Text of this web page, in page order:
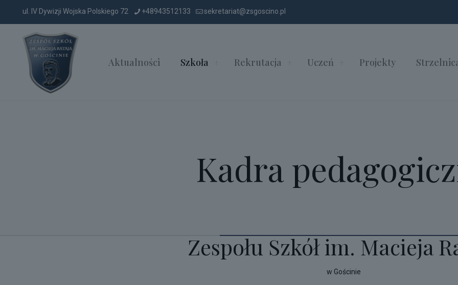
ul. IV Dywizji Wojska Polskiego 72 +48943512133 sekretariat@zsgoscino.pl
Aktualności Szkoła Rekrutacja Uczeń Projekty
Kadra
Zespołu Szkół im. Macieja
w Gościnie